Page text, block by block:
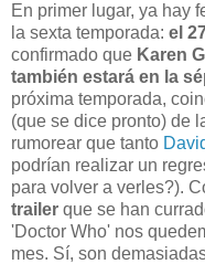
En primer lugar, ya hay
la sexta temporada: el
confirmado que Karen
también estará en la
próxima temporada,
(que se dice pronto) de
rumorear que tanto
podrían realizar un
para volver a verles?).
trailer que se han
'Doctor Who' nos
mes. Sí, son